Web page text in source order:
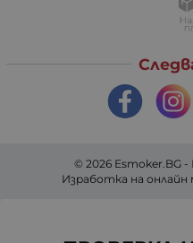
© 2026 Esmoker.BG -
Изработка на онлайн